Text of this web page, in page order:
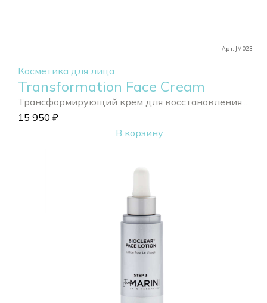
Арт. JM023
Косметика для лица
Transformation Face Cream
Трансформирующий крем для восстановления...
15 950 ₽
В корзину